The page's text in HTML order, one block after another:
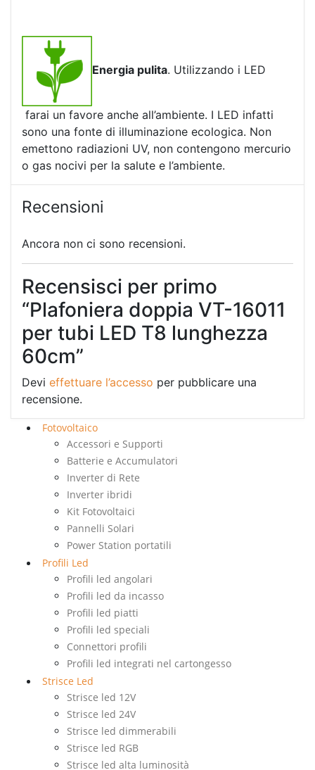
Energia pulita. Utilizzando i LED
farai un favore anche all’ambiente. I LED infatti
sono una fonte di illuminazione ecologica. Non
emettono radiazioni UV, non contengono mercurio
o gas nocivi per la salute e l’ambiente.
Recensioni
Ancora non ci sono recensioni.
Recensisci per primo
“Plafoniera doppia VT-16011
per tubi LED T8 lunghezza
60cm”
Devi effettuare l’accesso per pubblicare una
recensione.
Fotovoltaico
Accessori e Supporti
Batterie e Accumulatori
Inverter di Rete
Inverter ibridi
Kit Fotovoltaici
Pannelli Solari
Power Station portatili
Profili Led
Profili led angolari
Profili led da incasso
Profili led piatti
Profili led speciali
Connettori profili
Profili led integrati nel cartongesso
Strisce Led
Strisce led 12V
Strisce led 24V
Strisce led dimmerabili
Strisce led RGB
Strisce led alta luminosità